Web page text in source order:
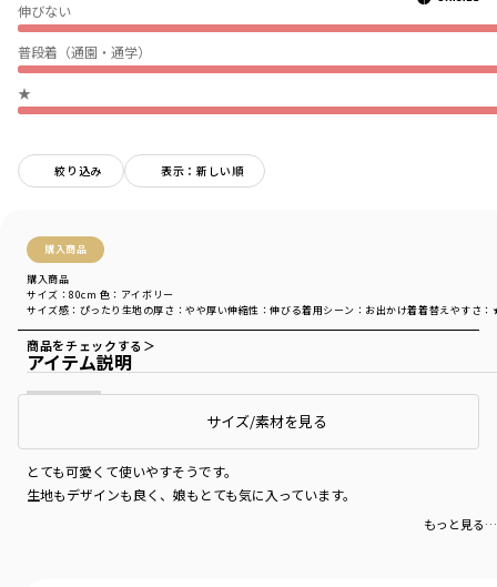
伸びない
普段着（通園・通学）
★
絞り込み 表示：新しい順
購入商品
購入商品
サイズ感 ：ぴったり 生地の厚さ ：やや厚い伸縮性 ：伸びる着用シーン ：お出かけ着着替えやすさ
サイズ：80cm 色：アイボリー
商品をチェックする＞
とても可愛くて使いやすそうです。
生地もデザインも良く、娘もとても気に入っています。
もっと見る…
アイテム説明
サイズ/素材を見る